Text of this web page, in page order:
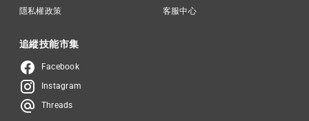
隱私權政策
客服中心
追縱技能市集
Facebook
Instagram
Threads